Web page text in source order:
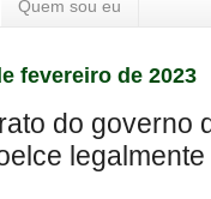
Quem sou eu
fevereiro de 2023
do governo